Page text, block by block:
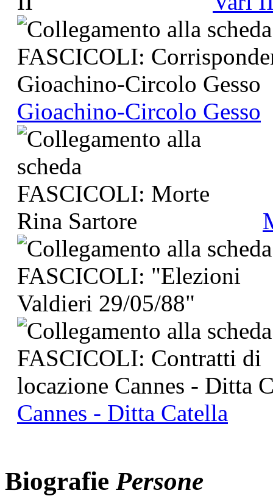
Gioachino-Circolo Gesso
Cannes - Ditta Catella
Biografie Persone